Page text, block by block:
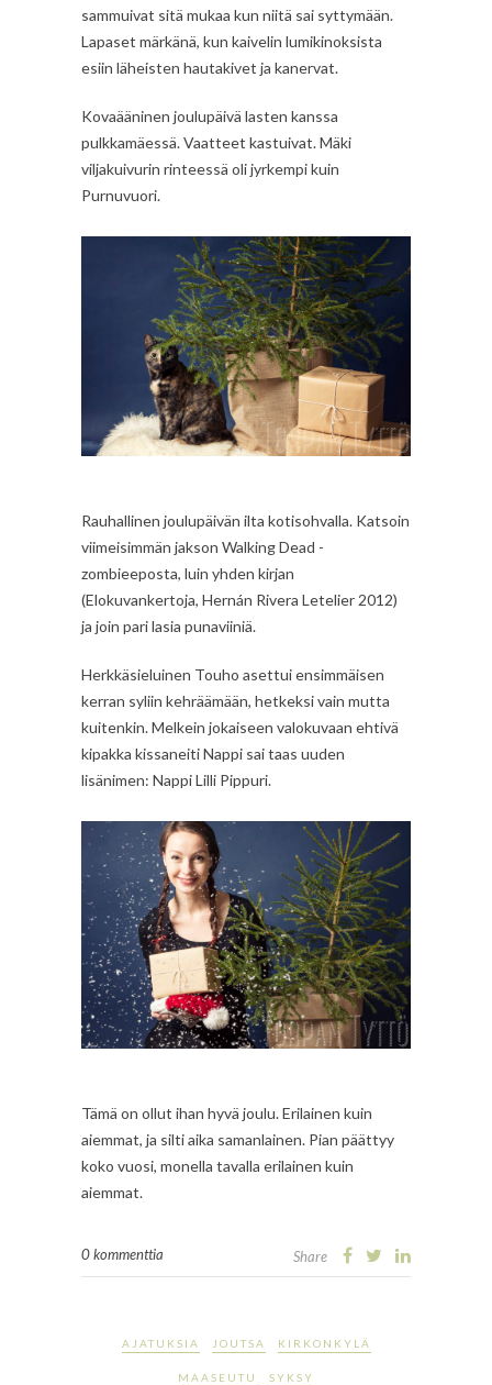
sammuivat sitä mukaa kun niitä sai syttymään.
Lapaset märkänä, kun kaivelin lumikinoksista
esiin läheisten hautakivet ja kanervat.
Kovaääninen joulupäivä lasten kanssa
pulkkamäessä. Vaatteet kastuivat. Mäki
viljakuivurin rinteessä oli jyrkempi kuin
Purnuvuori.
Rauhallinen joulupäivän ilta kotisohvalla. Katsoin
viimeisimmän jakson Walking Dead -
zombieeposta, luin yhden kirjan
(Elokuvankertoja, Hernán Rivera Letelier 2012)
ja join pari lasia punaviiniä.
Herkkäsieluinen Touho asettui ensimmäisen
kerran syliin kehräämään, hetkeksi vain mutta
kuitenkin. Melkein jokaiseen valokuvaan ehtivä
kipakka kissaneiti Nappi sai taas uuden
lisänimen: Nappi Lilli Pippuri.
Tämä on ollut ihan hyvä joulu. Erilainen kuin
aiemmat, ja silti aika samanlainen. Pian päättyy
koko vuosi, monella tavalla erilainen kuin
aiemmat.
0 kommenttia Share
AJATUKSIA JOUTSA KIRKONKYLÄ
MAASEUTU SYKSY